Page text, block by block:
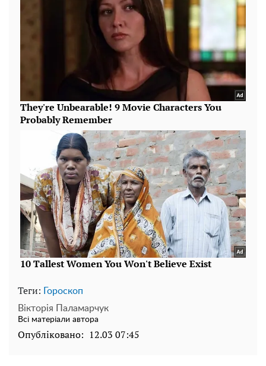
Теги:
Гороскоп
Вікторія Паламарчук
Всі матеріали автора
Опубліковано: 12.03 07:45